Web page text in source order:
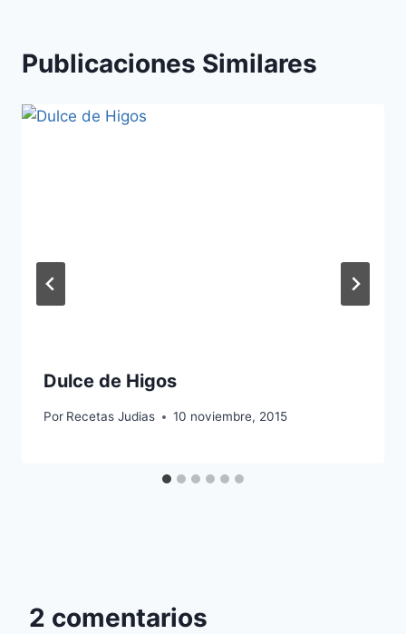
Publicaciones Similares
Dulce de Higos
Por Recetas Judias 10 noviembre, 2015
2 comentarios